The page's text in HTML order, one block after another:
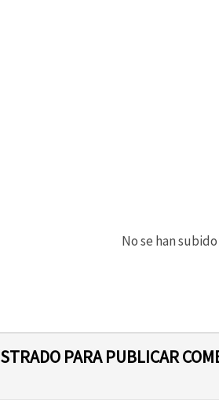
No se han
PARA PUBLICAR